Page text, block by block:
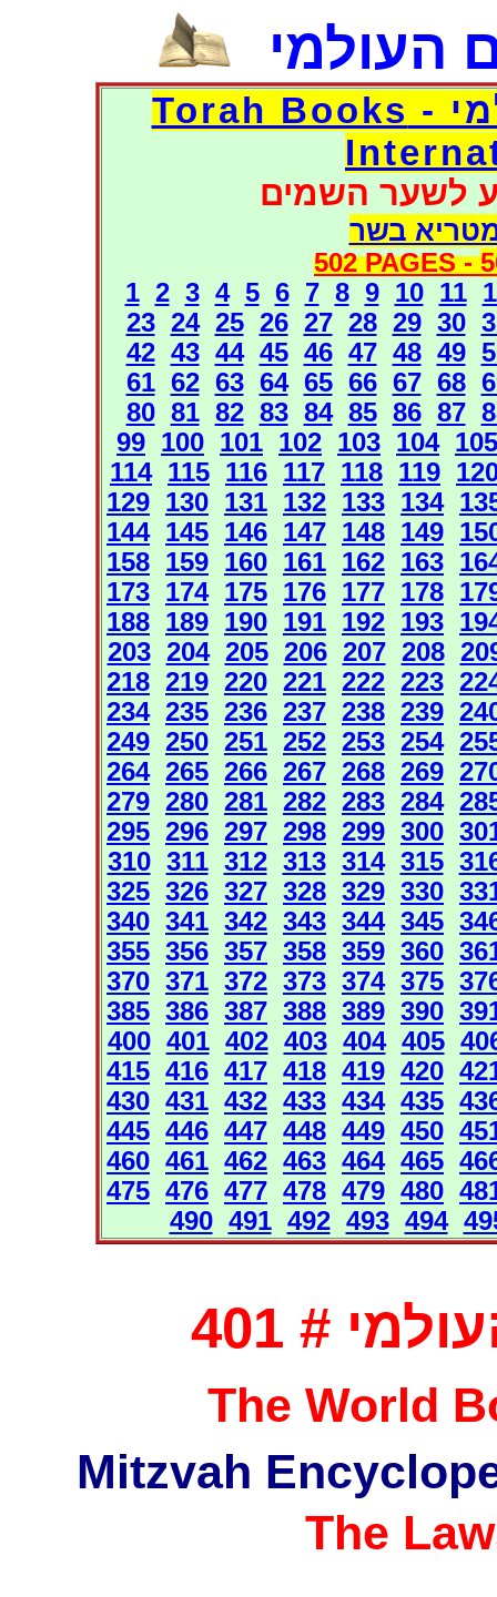
העולמי
דפי אוצר הספרים העולמי - Torah Books
לשער השמים
בשר
502 PAGES -
1 2 3 4 5 6 7 8 9 10 11
23 24 25 26 27 28 29 30
42 43 44 45 46 47 48 49
61 62 63 64 65 66 67 68
80 81 82 83 84 85 86 87
99 100 101 102 103 104 105
114 115 116 117 118 119
129 130 131 132 133 134
144 145 146 147 148 149
158 159 160 161 162 163
173 174 175 176 177 178
188 189 190 191 192 193
203 204 205 206 207 208
218 219 220 221 222 223
234 235 236 237 238 239
249 250 251 252 253 254
264 265 266 267 268 269
279 280 281 282 283 284
295 296 297 298 299 300
310 311 312 313 314 315
325 326 327 328 329 330
340 341 342 343 344 345
355 356 357 358 359 360
370 371 372 373 374 375
385 386 387 388 389 390
400 401 402 403 404 405
415 416 417 418 419 420
430 431 432 433 434 435
445 446 447 448 449 450
460 461 462 463 464 465
475 476 477 478 479 480
490 491 492 493 494
# 401
The World
The